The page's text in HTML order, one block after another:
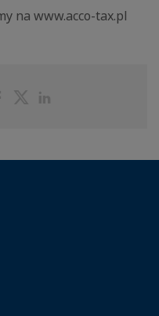
na www.acco-tax.pl
ShareShare